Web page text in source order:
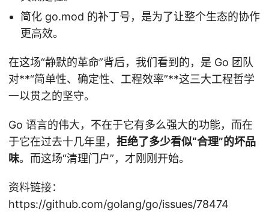
简化 go.mod 的补丁号，是为了让整个生态的协作
更高效。
在这场“静默的革命”背后，我们看到的，是 Go 团队
对**“简单性、确定性、工程效率”**这三大工程哲学
一以贯之的坚守。
Go 语言的伟大，不在于它有多么强大的功能，而在
于它在过去十几年里， 拒绝了多少看似“合理”的坏品
味。而这场“清理门户”，才刚刚开始。
资料链接：
https://github.com/golang/go/issues/78474